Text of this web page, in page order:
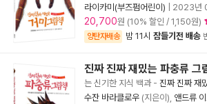
라이카미(부즈펌어린이)
2023년
20,700원 (10% 할인 / 1,150원)
양탄자배송 밤 11시 잠들기전 배송
진짜 진짜 재밌는 파충류 그
는 신기한 지식 백과- 진짜 진짜 재
수잔 바라클로우 (지은이), 앤드류